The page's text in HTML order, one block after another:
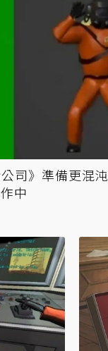
司》準備更混
中